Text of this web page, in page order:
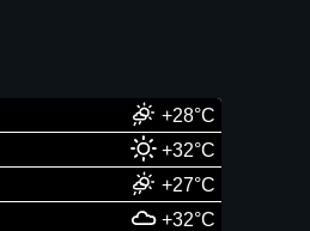
+28°C
+32°C
+27°C
+32°C